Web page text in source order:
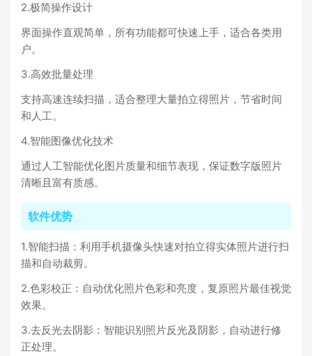
2.极简操作设计
界面操作直观简单，所有功能都可快速上手，适合各类用
户。
3.高效批量处理
支持高速连续扫描，适合整理大量拍立得照片，节省时间
和人工。
4.智能图像优化技术
通过人工智能优化图片质量和细节表现，保证数字版照片
清晰且富有质感。
软件优势
1.智能扫描：利用手机摄像头快速对拍立得实体照片进行扫
描和自动裁剪。
2.色彩校正：自动优化照片色彩和亮度，复原照片最佳视觉
效果。
3.去反光去阴影：智能识别照片反光及阴影，自动进行修
正处理。